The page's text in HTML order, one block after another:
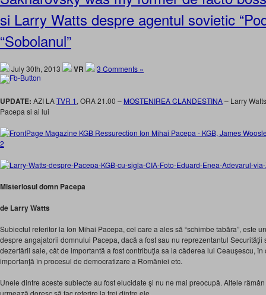
si Larry Watts despre agentul sovietic
“Sobolanul”
July 30th, 2013 VR 3 Comments »
UPDATE: AZI LATVR 1, ORA 21.00 – MOSTENIREA CLANDESTINA– Larry
Pacepa si ai lui
Misteriosul domn Pacepa
de Larry Watts
Subiectul referitor la Ion Mihai Pacepa, cel care a ales să “schimbe tabăra”, este
despre angajatorii domnului Pacepa, dacă a fost sau nu reprezentantul Securităţii
dezertării sale, cât de importantă a fost contribuţia sa la căderea lui Ceauşescu, în
importanţă în procesul de democratizare a României etc.
Unele dintre aceste subiecte au fost elucidate şi nu ne mai preocupă. Altele
urmează doresc să fac referire la trei dintre ele.